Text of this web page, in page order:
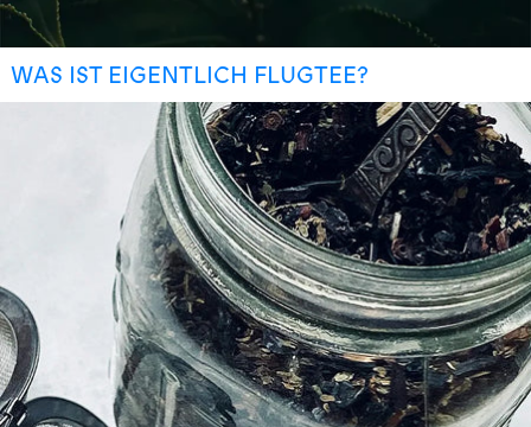
WAS IST EIGENTLICH FLUGTEE?